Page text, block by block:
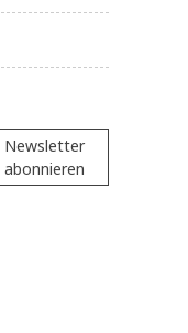
Newsletter
abonnieren